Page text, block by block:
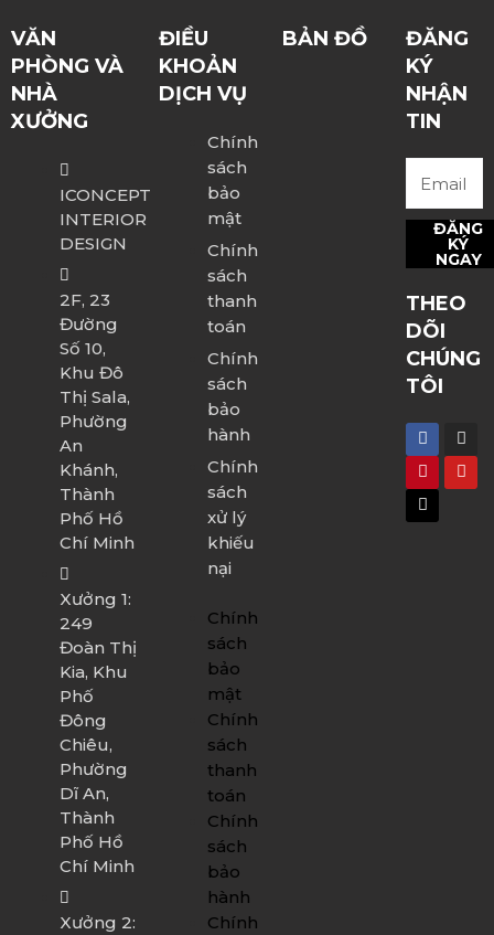
VĂN
PHÒNG VÀ
NHÀ
XƯỞNG
ICONCEPT
INTERIOR
DESIGN
2F, 23
Đường
Số 10,
Khu Đô
Thị Sala,
Phường
An
Khánh,
Thành
Phố Hồ
Chí Minh
Xưởng 1:
249
Đoàn Thị
Kia, Khu
Phố
Đông
Chiêu,
Phường
Dĩ An,
Thành
Phố Hồ
Chí Minh
Xưởng 2:
ĐIỀU
KHOẢN
DỊCH VỤ
Chính
sách
bảo
mật
Chính
sách
thanh
toán
Chính
sách
bảo
hành
Chính
sách
xử lý
khiếu
nại
Chính
sách
bảo
mật
Chính
sách
thanh
toán
Chính
sách
bảo
hành
Chính
BẢN ĐỒ
ĐĂNG
KÝ
NHẬN
TIN
ĐĂNG
KÝ
NGAY
THEO
DÕI
CHÚNG
TÔI